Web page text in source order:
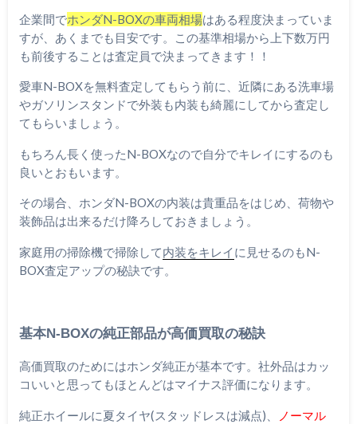
企業間でホンダN-BOXの車両相場はある程度決まっていま
すが、あくまでも目安です。この基準相場から上下数万円
も前後することは査定員で決まってきます！！
愛車N-BOXを無料査定してもらう前に、近隣にある洗車場
やガソリンスタンドで外装も内装も綺麗にしてから査定し
てもらいましょう。
もちろん長く使ったN-BOXなので自分でキレイにするのも
良いとおもいます。
その場合、ホンダN-BOXの内装は貴重品をはじめ、荷物や
装飾品は出来るだけ降ろしておきましょう。
家庭用の掃除機で掃除して内装をキレイに見せるのもN-
BOX査定アップの秘訣です。
基本N-BOXの純正部品が高価買取の秘訣
高価買取のためにはホンダ純正が基本です。社外品はカッ
コいいと思ってもほとんどはマイナス評価になります。
純正ホイールに夏タイヤ(スタッドレスは減点)、
ノーマル